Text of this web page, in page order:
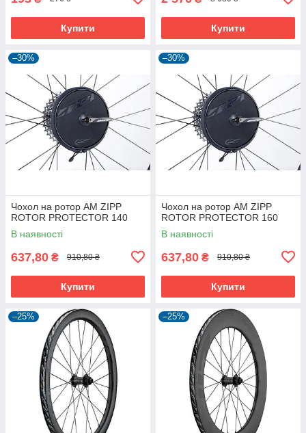
Купити Купити
–30%
Чохол на ротор AM ZIPP
ROTOR PROTECTOR 140
В наявності
637,80 ₴ 910,80 ₴
Купити
–30%
Чохол на ротор AM ZIPP
ROTOR PROTECTOR 160
В наявності
637,80 ₴ 910,80 ₴
Купити
–25% –25%